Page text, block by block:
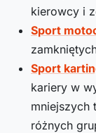
kierowcy i
Sport
Sport
kariery w
mniejszych
różnych